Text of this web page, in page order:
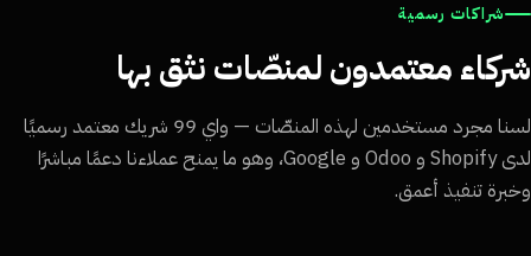
شراكات رسمية
معتمدون لمنصّات نثق بها
لسنا مجرد مستخدمين لهذه المنصّات — واي 99 شريك معتمد رسميًا
لدى Shopify و Odoo و Google، وهو ما يمنح عملاءنا دعمًا مباشرًا
تنفيذ أعمق.